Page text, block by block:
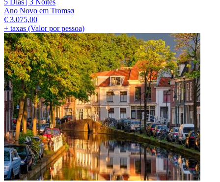
5 Dias | 3 Noites
Ano Novo em Tromsø
€ 3.075,00
+ taxas (Valor por pessoa)